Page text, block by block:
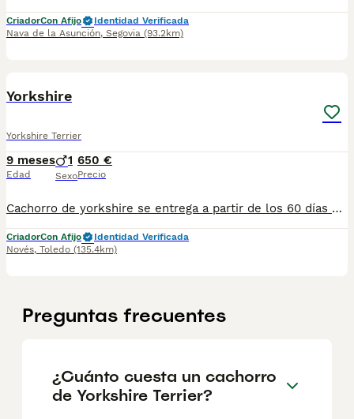
CriadorCon Afijo
Identidad Verificada
Nava de la Asunción, Segovia (93.2km)
Yorkshire
Yorkshire Terrier
9 meses
Edad
1
Sexo
650 €
Precio
Cachorro de yorkshire se entrega a partir de los 60 días con las vacunas y desparasitsciones correspondientes a su edad. Para más información escribanos al 698979889
CriadorCon Afijo
Identidad Verificada
Novés, Toledo (135.4km)
Preguntas frecuentes
¿Cuánto cuesta un cachorro
de Yorkshire Terrier?